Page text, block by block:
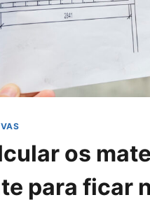
os
para ficar